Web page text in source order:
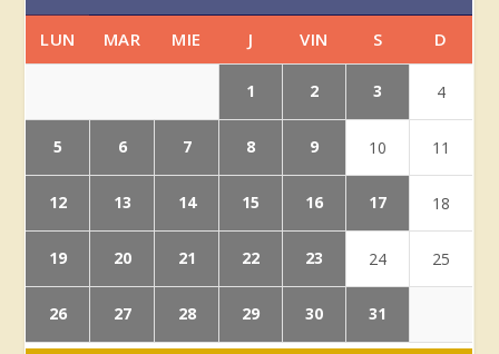
LUN MAR MIE J VIN S D
1 2 3 4
5 6 7 8 9 10 11
12 13 14 15 16 17 18
19 20 21 22 23 24 25
26 27 28 29 30 31